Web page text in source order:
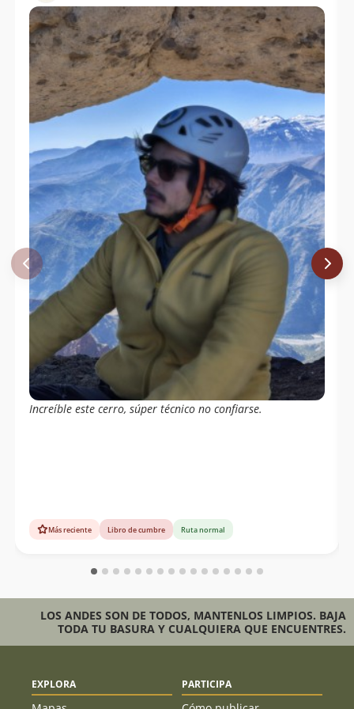
23/04/18
Daniela Toro
17/09/17 Alex Moya
08/05/16
Maria Cristina Ferrer Tagle
Jose Ignacio Vial
27/07/58
Augusto Figueroa
Increíble este cerro, súper técnico no confiarse.
Más reciente Libro de cumbre Ruta normal
LOS ANDES SON DE TODOS, MANTENLOS LIMPIOS. BAJA
TODA TU BASURA Y CUALQUIERA QUE ENCUENTRES.
EXPLORA PARTICIPA